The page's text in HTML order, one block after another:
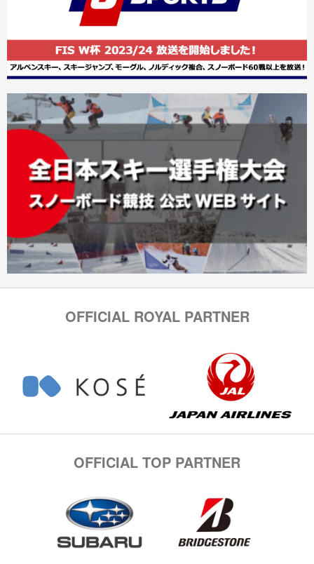
OFFICIAL ROYAL PARTNER
OFFICIAL TOP PARTNER